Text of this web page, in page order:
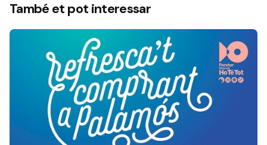
També et pot interessar